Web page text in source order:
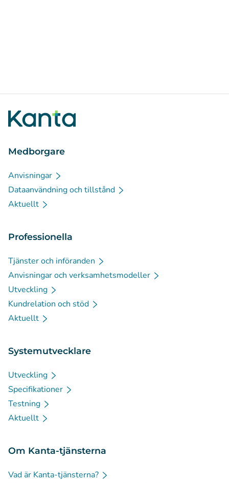
Medborgare
Anvisningar
Dataanvändning och tillstånd
Aktuellt
Professionella
Tjänster och införanden
Anvisningar och verksamhetsmodeller
Utveckling
Kundrelation och stöd
Aktuellt
Systemutvecklare
Utveckling
Specifikationer
Testning
Aktuellt
Om Kanta-tjänsterna
Vad är Kanta-tjänsterna?